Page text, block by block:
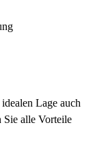
Lage auch
Sie alle Vorteile